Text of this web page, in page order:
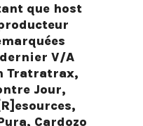
que host
V/A
Tratratrax,
Jour,
Cardozo